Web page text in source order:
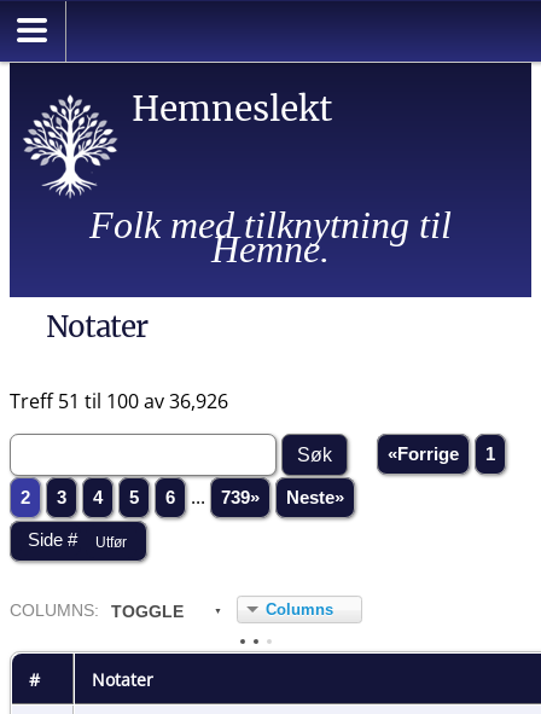
Hemneslekt
Folk med tilknytning til
Hemne.
Notater
Treff 51 til 100 av 36,926
«Forrige 1
2 3 4 5 6 ... 739» Neste»
COLUMNS: TOGGLE Columns
# Notater